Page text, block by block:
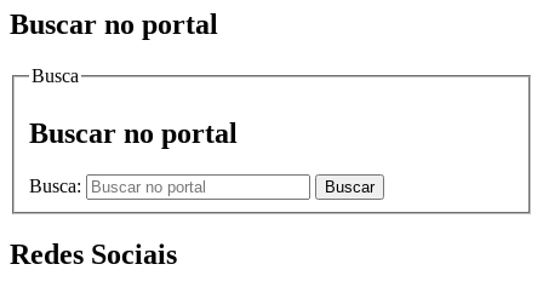
Buscar no portal
Busca
Buscar no portal
Busca: Buscar
Redes Sociais